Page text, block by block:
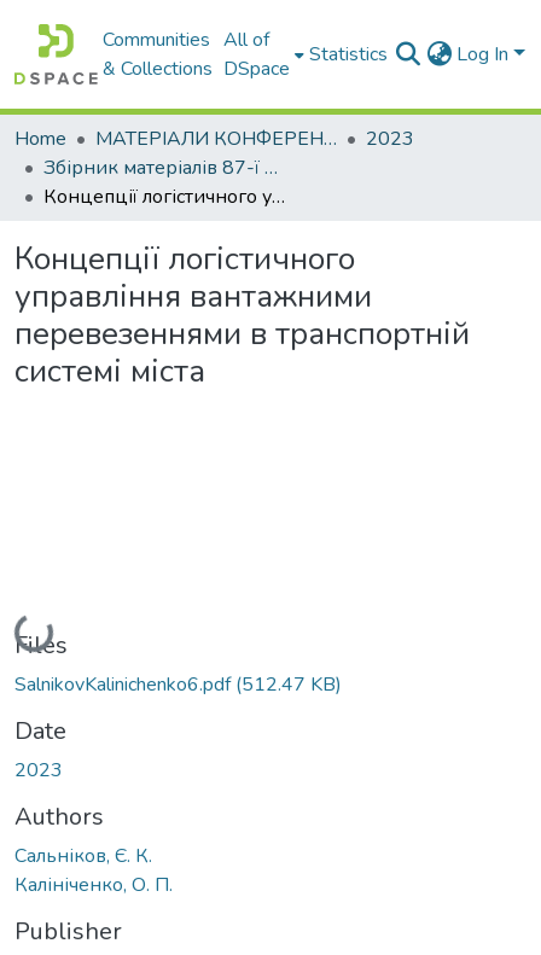
Communities
& Collections
All of
DSpace
Statistics Log In
Home МАТЕРІАЛИ КОНФЕРЕНЦІЙ
2023
Збірник матеріалів 87-ї Міжнародної науково-технічної та науково-методичної конференції університету. Секція транспортних технологій
Концепції логістичного управління вантажними перевезеннями в транспортній системі міста
Концепції логістичного
управління вантажними
перевезеннями в транспортній
системі міста
Loading...
Files
SalnikovKalinichenko6.pdf(512.47 KB)
Date
2023
Authors
Сальніков, Є. К.
Калініченко, О. П.
Publisher